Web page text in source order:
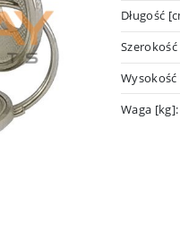
Długość
Wysokość
Waga [kg]: